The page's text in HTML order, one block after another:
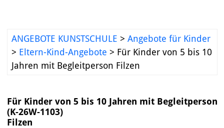
Projekte und
Kooperationen
KUNST-WERKSTATT TURMSTRASSE
ANGEBOTE KUNSTSCHULE > Angebote für Kinder
> Eltern-Kind-Angebote > Für Kinder von 5 bis 10
Jahren mit Begleitperson Filzen
Für Kinder von 5 bis 10 Jahren mit Begleitperson
(K-26W-1103)
Filzen